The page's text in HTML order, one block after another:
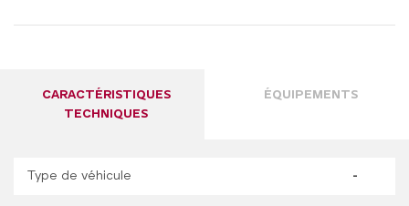
CARACTÉRISTIQUES
TECHNIQUES
ÉQUIPEMENTS
Type de véhicule -